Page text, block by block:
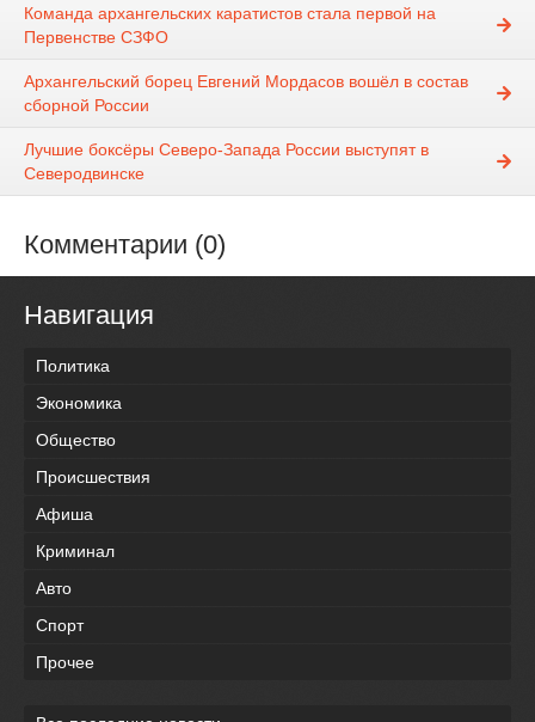
Команда архангельских каратистов стала первой на
Первенстве СЗФО
Архангельский борец Евгений Мордасов вошёл в состав
сборной России
Лучшие боксёры Северо-Запада России выступят в
Северодвинске
Комментарии (0)
Навигация
Политика
Экономика
Общество
Происшествия
Афиша
Криминал
Авто
Спорт
Прочее